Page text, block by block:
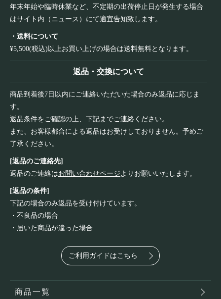
年末年始や臨時休業など、不定期の出荷停止日が発生する場合
はサイト内（ニュース）にて適宜告知致します。
・送料について
¥5,500(税込)以上お買い上げの場合は送料無料となります。
返品・交換について
商品到着後7日以内にご連絡いただいた場合のみ返品に応じま
す。
返品条件をご確認の上、下記までご連絡ください。
また、お客様都合による返品はお受けしておりません。予めご
了承ください。
[返品のご連絡先]
返品のご連絡はお問い合わせページよりお願いいたします。
[返品の条件]
下記の場合のみ返品を受け付けています。
・不良品の場合
・届いた商品が違った場合
ご利用ガイドはこちら
商品一覧